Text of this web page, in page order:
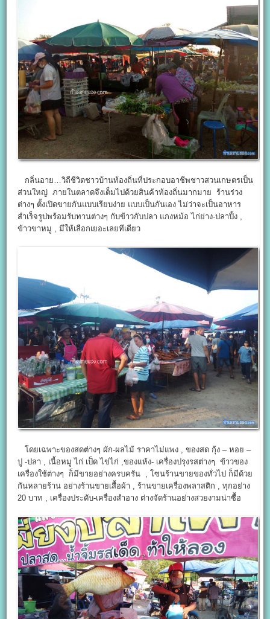
กลิ่นอาย…วิถีชีวิตชาวบ้านท้องถิ่นที่ประกอบอาชีพชาวสวนเกษตรเป็น
ส่วนใหญ่ ภายในตลาดจึงเต็มไปด้วยสินค้าท้องถิ่นมากมาย ร้านร่วง
ต่างๆ ตั้งเปิดขายกันแบบเรียบง่าย แบบเป็นกันเอง ไม่ว่าจะเป็นอาหาร
สำเร็จรูปพร้อมรับทานต่างๆ กับข้าวกับปลา แกงหม้อ ไก่ย่าง-ปลาปิ้ง ,
ข้าวขาหมู , มีให้เลือกเยอะเลยทีเดียว
โดยเฉพาะของสดต่างๆ ผัก-ผลไม้ ราคาไม่แพง , ของสด กุ้ง – หอย –
ปู -ปลา , เนื้อหมู ไก่ เป็ด ไข่ไก่ ,ของแห้ง- เครื่องปรุงรสต่างๆ ข้าวของ
เครื่องใช้ต่างๆ ก็มีขายอย่างครบครัน , โซนร้านขายของทั่วไป ก็มีด้วย
กันหลายร้าน อย่างร้านขายเสื้อผ้า , ร้านขายเครื่องพลาสติก , ทุกอย่าง
20 บาท , เครื่องประดับ-เครื่องสำอาง ต่างจัดร้านอย่างสวยงามน่าซื้อ